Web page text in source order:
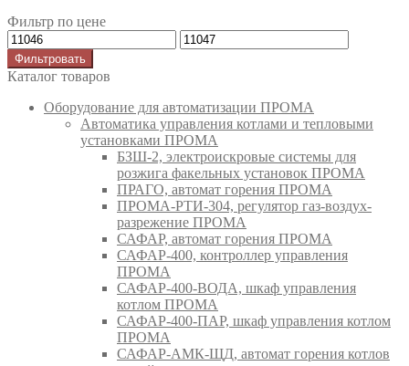
Фильтр по цене
Фильтровать
Каталог товаров
Оборудование для автоматизации ПРОМА
Автоматика управления котлами и тепловыми
установками ПРОМА
БЗШ-2, электроискровые системы для
розжига факельных установок ПРОМА
ПРАГО, автомат горения ПРОМА
ПРОМА-РТИ-304, регулятор газ-воздух-
разрежение ПРОМА
САФАР, автомат горения ПРОМА
САФАР-400, контроллер управления
ПРОМА
САФАР-400-ВОДА, шкаф управления
котлом ПРОМА
САФАР-400-ПАР, шкаф управления котлом
ПРОМА
САФАР-АМК-ЩД, автомат горения котлов